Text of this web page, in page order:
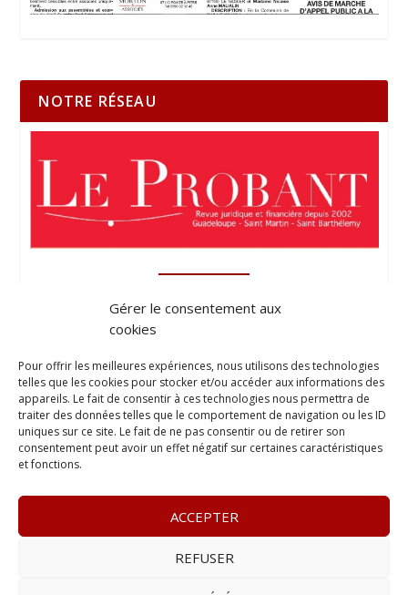
Gérer le consentement aux
cookies
Pour offrir les meilleures expériences, nous utilisons des technologies
telles que les cookies pour stocker et/ou accéder aux informations des
appareils. Le fait de consentir à ces technologies nous permettra de
traiter des données telles que le comportement de navigation ou les ID
uniques sur ce site. Le fait de ne pas consentir ou de retirer son
consentement peut avoir un effet négatif sur certaines caractéristiques
et fonctions.
ACCEPTER
REFUSER
NOTRE RÉSEAU
– www.lapostille.fr –